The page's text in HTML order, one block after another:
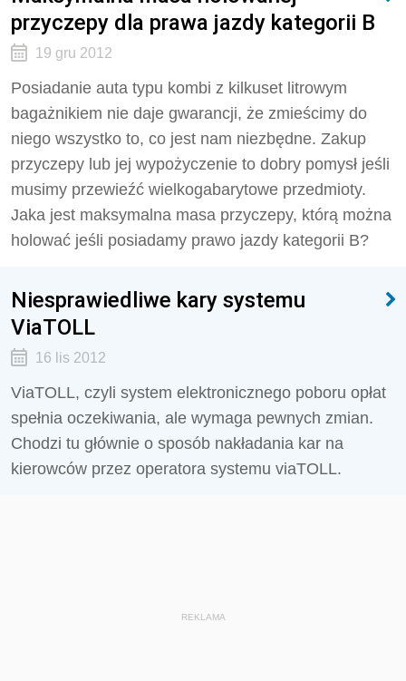
przyczepy dla prawa jazdy kategorii B
19 gru 2012
Posiadanie auta typu kombi z kilkuset litrowym
bagażnikiem nie daje gwarancji, że zmieścimy do
niego wszystko to, co jest nam niezbędne. Zakup
przyczepy lub jej wypożyczenie to dobry pomysł jeśli
musimy przewieźć wielkogabarytowe przedmioty.
Jaka jest maksymalna masa przyczepy, którą można
holować jeśli posiadamy prawo jazdy kategorii B?
Niesprawiedliwe kary systemu
ViaTOLL
16 lis 2012
ViaTOLL, czyli system elektronicznego poboru opłat
spełnia oczekiwania, ale wymaga pewnych zmian.
Chodzi tu głównie o sposób nakładania kar na
kierowców przez operatora systemu viaTOLL.
REKLAMA